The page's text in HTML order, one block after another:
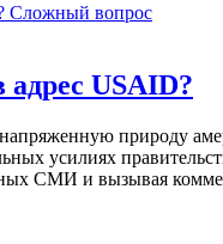
Сложный вопрос
USAID?
природу
усилиях
СМИ и вызывая